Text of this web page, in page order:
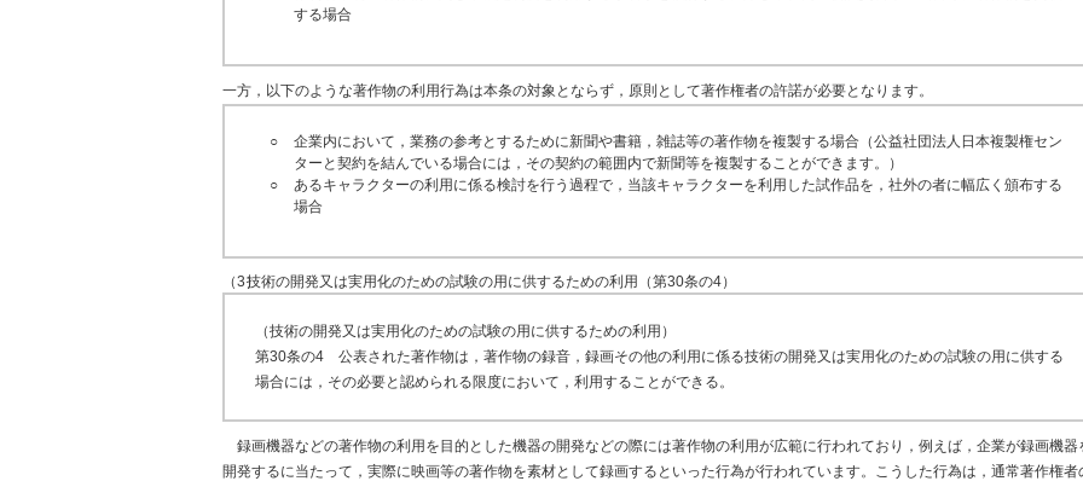
する場合
一方，以下のような著作物の利用行為は本条の対象とならず，原則として著作権者の許諾が必要となります。
○
企業内において，業務の参考とするために新聞や書籍，雑誌等の著作物を複製する場合（公益社団法人日本複製権セン
ターと契約を結んでいる場合には，その契約の範囲内で新聞等を複製することができます。）
○
あるキャラクターの利用に係る検討を行う過程で，当該キャラクターを利用した試作品を，社外の者に幅広く頒布する
場合
（3）技術の開発又は実用化のための試験の用に供するための利用（第30条の4）
（技術の開発又は実用化のための試験の用に供するための利用）
第30条の4 公表された著作物は，著作物の録音，録画その他の利用に係る技術の開発又は実用化のための試験の用に供する
場合には，その必要と認められる限度において，利用することができる。
録画機器などの著作物の利用を目的とした機器の開発などの際には著作物の利用が広範に行われており，例えば，企業が録画機器
開発するに当たって，実際に映画等の著作物を素材として録画するといった行為が行われています。こうした行為は，通常著作権者